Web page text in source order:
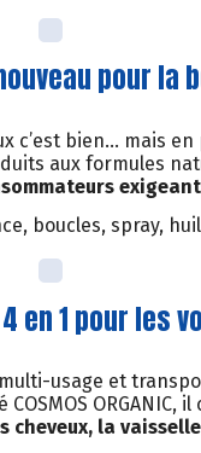
pour la
c’est bien… mais
aux formules
boucles, spray,
en 1 pour les
multi-usage et
COSMOS
cheveux, la